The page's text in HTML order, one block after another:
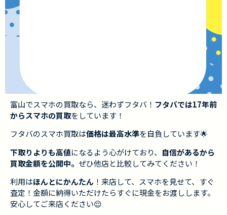
富山でスマホの買取なら、迷わずフタバ！ フタバでは17年前
からスマホの買取をしています！
フタバのスマホ買取は価格は最高水準を自負しています🌟
下取りよりも高値になるよう心がけており、 自信があるから
買取金額を公開中。 ぜひ他店と比較してみてください！
利用はほんとにかんたん ！来店して、スマホを見せて、すぐ
査定！金額に納得いただけたらすぐに現金をお渡しします。
安心してご来店ください😌